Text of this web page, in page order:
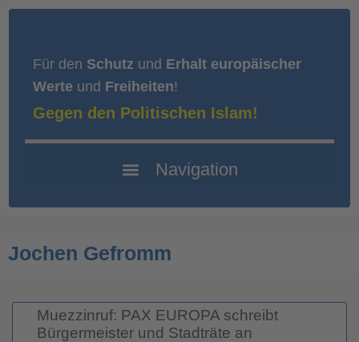
Für den Schutz und Erhalt europäischer
Werte und Freiheiten!
Gegen den Politischen Islam!
Jochen Gefromm
Muezzinruf: PAX EUROPA schreibt
Bürgermeister und Stadträte an